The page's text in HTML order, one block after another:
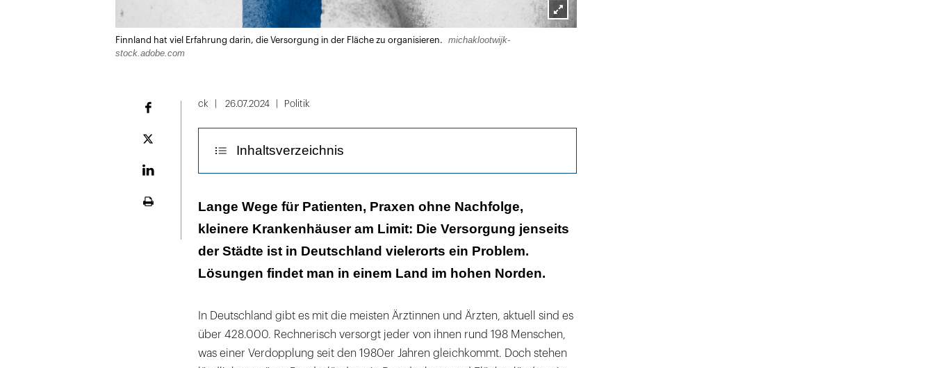
Lightbox
Finnland hat viel Erfahrung darin, die Versorgung in der Fläche zu organisieren.
michaklootwijk-
stock.adobe.com
Plattform
ck 26.07.2024 Politik
Inhaltsverzeichnis
Fachkräfte dürfen auch früher Ärzten vorbehaltene Tätigkeiten
Ein Wermutstropfen: Es gibt keine freie Arztwahl
Lange Wege für Patienten, Praxen ohne Nachfolge,
kleinere Krankenhäuser am Limit: Die Versorgung jenseits
der Städte ist in Deutschland vielerorts ein Problem.
Lösungen findet man in einem Land im hohen Norden.
In Deutschland gibt es mit die meisten Ärztinnen und Ärzten, aktuell sind es
über 428.000. Rechnerisch versorgt jeder von ihnen rund 198 Menschen,
was einer Verdopplung seit den 1980er Jahren gleichkommt. Doch stehen